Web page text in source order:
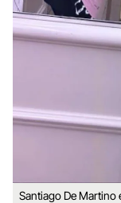
Santiago De Martino